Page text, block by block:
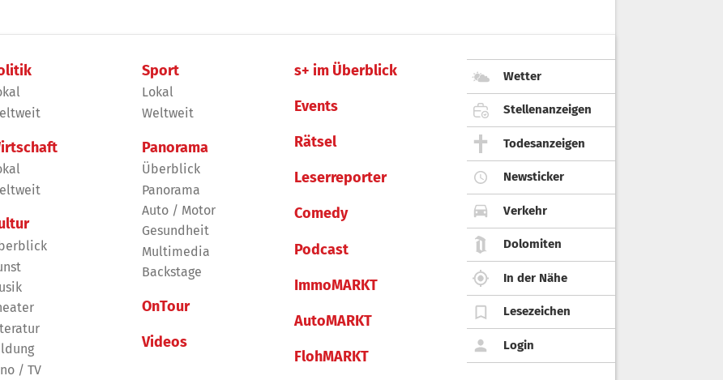
/ TV
Sport
Lokal
Weltweit
Panorama
Überblick
Panorama
Auto / Motor
Gesundheit
Multimedia
Backstage
OnTour
Videos
s+ im Überblick
Events
Rätsel
Leserreporter
Comedy
Podcast
ImmoMARKT
AutoMARKT
FlohMARKT
Wetter
Stellenanzeigen
Todesanzeigen
Newsticker
Verkehr
Dolomiten
In der Nähe
Lesezeichen
Login